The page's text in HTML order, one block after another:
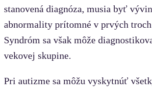
stanovená diagnóza, musia byť
abnormality prítomné v prvých
Syndróm sa však môže
vekovej skupine.
Pri autizme sa môžu vyskytnúť